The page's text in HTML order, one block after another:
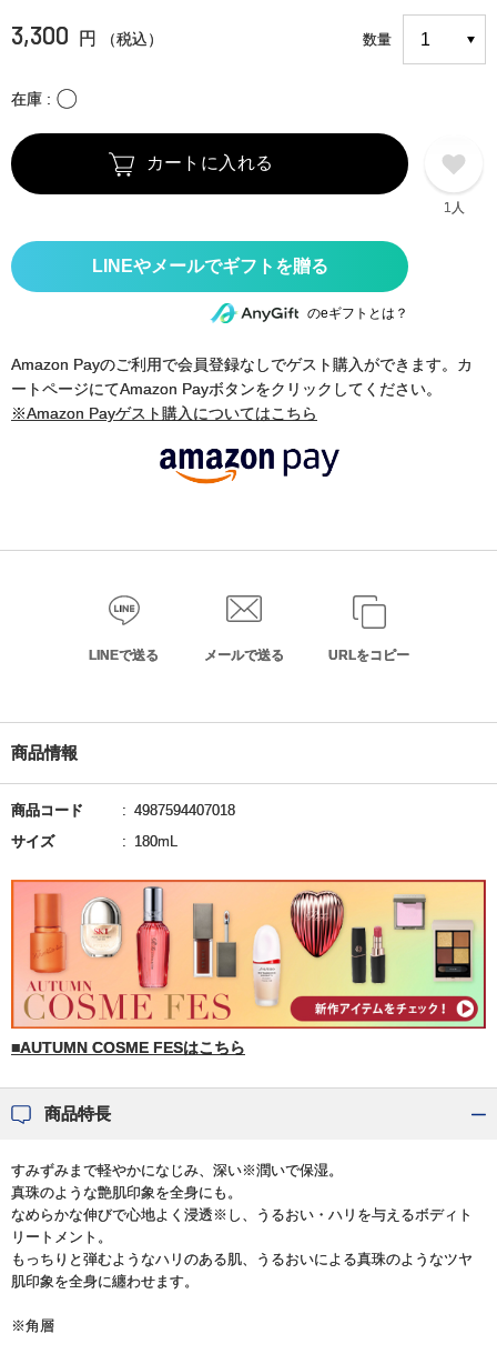
3,300 円 （税込） 数量
在庫 〇
カートに入れる
1人
のeギフトとは？
Amazon Payのご利用で会員登録なしでゲスト購入ができます。カ
ートページにてAmazon Payボタンをクリックしてください。
※Amazon Payゲスト購入についてはこちら
LINEで送る メールで送る URLをコピー
商品情報
商品コード
4987594407018
サイズ
180mL
■AUTUMN COSME FESはこちら
商品特長
すみずみまで軽やかになじみ、深い※潤いで保湿。
真珠のような艶肌印象を全身にも。
なめらかな伸びで心地よく浸透※し、うるおい・ハリを与えるボディト
リートメント。
もっちりと弾むようなハリのある肌、うるおいによる真珠のようなツヤ
肌印象を全身に纏わせます。
※角層